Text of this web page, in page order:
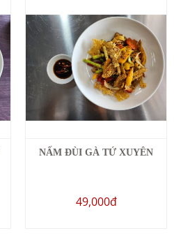
NẤM ĐÙI GÀ TỨ XUYÊN
49,000đ